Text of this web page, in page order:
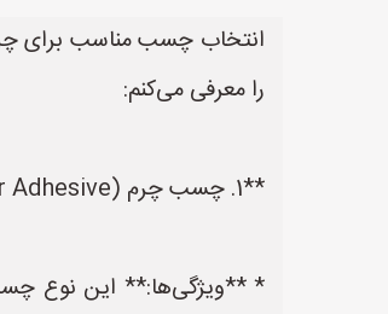
انتخاب چسب مناسب برای
را معرفی می‌کنم:
**1. چسب چرم (Leather Adhesive):**
* **ویژگی‌ها:** این نوع